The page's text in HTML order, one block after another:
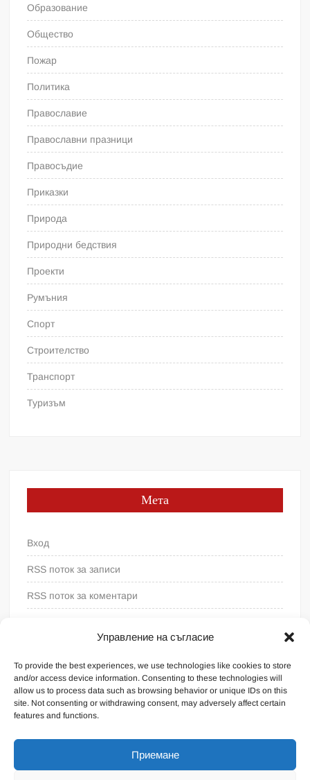
Управление на съгласие
To provide the best experiences, we use technologies like cookies to store
and/or access device information. Consenting to these technologies will
allow us to process data such as browsing behavior or unique IDs on this
site. Not consenting or withdrawing consent, may adversely affect certain
features and functions.
Приемане
Образование
Общество
Пожар
Политика
Православие
Православни празници
Правосъдие
Приказки
Природа
Природни бедствия
Проекти
Румъния
Спорт
Строителство
Транспорт
Туризъм
Мета
Вход
RSS поток за записи
RSS поток за коментари